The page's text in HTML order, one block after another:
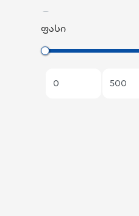
XS სათამაშოები
ფასი